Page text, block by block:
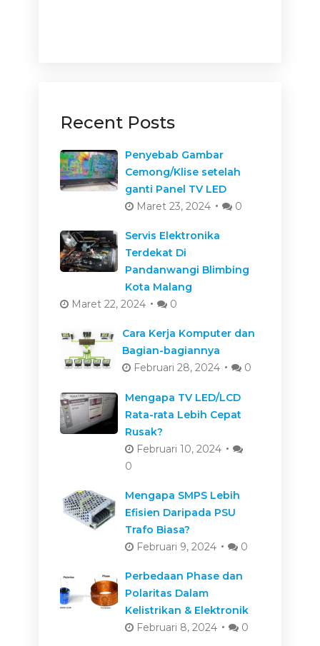
Recent Posts
Penyebab Gambar
Cemong/Klise setelah
ganti Panel TV LED
Maret 23, 2024
0
Servis Elektronika
Terdekat Di
Pandanwangi Blimbing
Kota Malang
Maret 22, 2024
0
Cara Kerja Komputer dan
Bagian-bagiannya
Februari 28, 2024
0
Mengapa TV LED/LCD
Rata-rata Lebih Cepat
Rusak?
Februari 10, 2024
0
Mengapa SMPS Lebih
Efisien Daripada PSU
Trafo Biasa?
Februari 9, 2024
0
Perbedaan Phase dan
Polaritas Dalam
Kelistrikan & Elektronik
Februari 8, 2024
0